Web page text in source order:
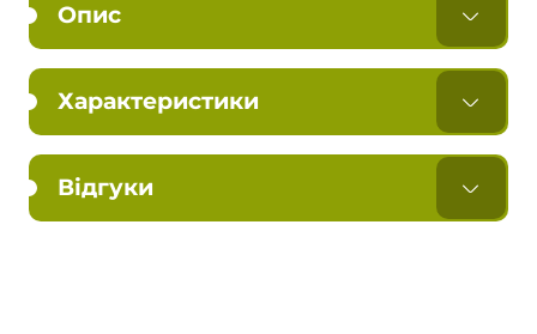
Опис
Характеристики
Відгуки